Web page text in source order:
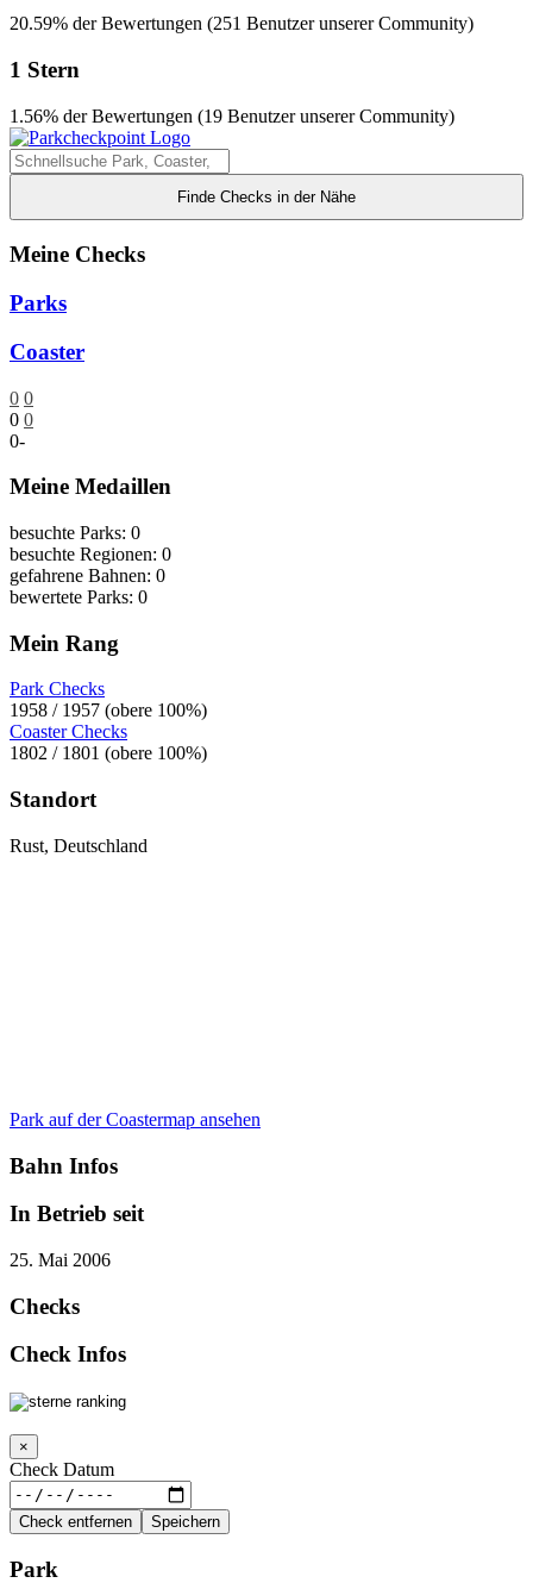
20.59% der Bewertungen (251 Benutzer unserer Community)
1 Stern
1.56% der Bewertungen (19 Benutzer unserer Community)
Finde Checks in der Nähe
Meine Checks
Parks
Coaster
0 0
0 0
0-
Meine Medaillen
besuchte Parks: 0
besuchte Regionen: 0
gefahrene Bahnen: 0
bewertete Parks: 0
Mein Rang
Park Checks
1958 / 1957 (obere 100%)
Coaster Checks
1802 / 1801 (obere 100%)
Standort
Rust, Deutschland
Park auf der Coastermap ansehen
Bahn Infos
In Betrieb seit
25. Mai 2006
Checks
Check Infos
×
Check Datum
Check entfernen Speichern
Park